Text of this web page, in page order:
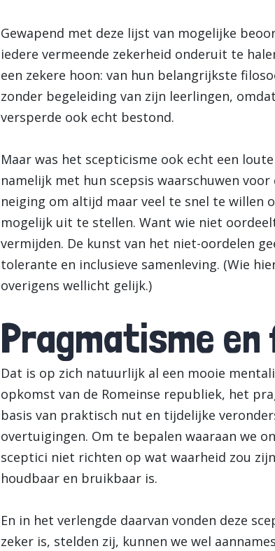
Gewapend met deze lijst van mogelijke
iedere vermeende zekerheid onderuit te
een zekere hoon: van hun belangrijkste
zonder begeleiding van zijn leerlingen,
versperde ook echt bestond.
Maar was het scepticisme ook echt een
namelijk met hun scepsis waarschuwen
neiging om altijd maar veel te snel te willen
mogelijk uit te stellen. Want wie niet
vermijden. De kunst van het niet-oordelen
tolerante en inclusieve samenleving. (Wie
overigens wellicht gelijk.)
Pragmatisme
Dat is op zich natuurlijk al een mooie
opkomst van de Romeinse republiek, het
basis van praktisch nut en tijdelijke
overtuigingen. Om te bepalen waaraan we
sceptici niet richten op wat waarheid zou
houdbaar en bruikbaar is.
En in het verlengde daarvan vonden deze
zeker is, stelden zij, kunnen we wel